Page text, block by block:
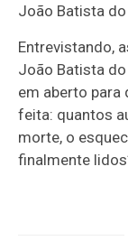
João Batista do
Entrevistando,
João Batista do
em aberto para
feita: quantos
morte, o
finalmente